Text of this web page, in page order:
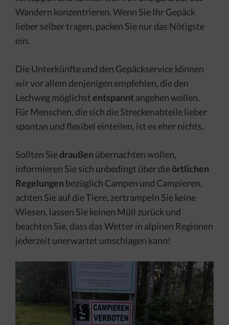
Wandern konzentrieren. Wenn Sie Ihr Gepäck
lieber selber tragen, packen Sie nur das Nötigste
ein.
Die Unterkünfte und den Gepäckservice können
wir vor allem denjenigen empfehlen, die den
Lechweg möglichstentspannt angehen wollen.
Für Menschen, die sich die Streckenabteile lieber
spontan und flexibel einteilen, ist es eher nichts.
Sollten Siedraußen übernachten wollen,
informieren Sie sich unbedingt über dieörtlichen
Regelungen bezüglich Campen und Campieren,
achten Sie auf die Tiere, zertrampeln Sie keine
Wiesen, lassen Sie keinen Müll zurück und
beachten Sie, dass das Wetter in alpinen Regionen
jederzeit unerwartet umschlagen kann!